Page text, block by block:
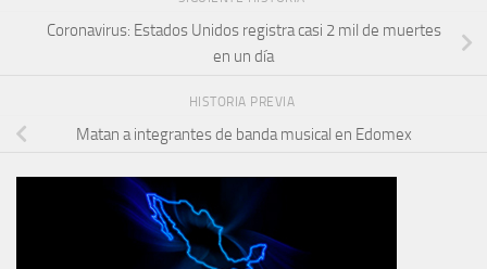
Coronavirus: Estados Unidos registra casi 2 mil de muertes
en un día
HISTORIA PREVIA
Matan a integrantes de banda musical en Edomex